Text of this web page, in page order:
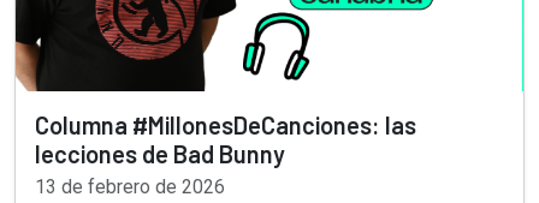
Columna #MillonesDeCanciones: las
lecciones de Bad Bunny
13 de febrero de 2026